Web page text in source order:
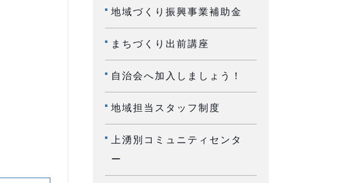
地域づくり振興事業補助金
まちづくり出前講座
自治会へ加入しましょう！
地域担当スタッフ制度
上湧別コミュニティセンタ
ー